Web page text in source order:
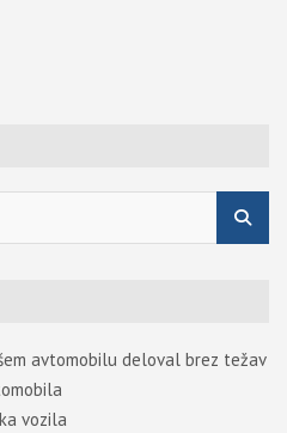
avtomobilu deloval brez težav
vozila